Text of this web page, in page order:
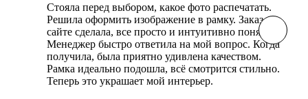
Стояла перед выбором, какое фото распечатать.
Решила оформить изображение в рамку. Заказ на
сайте сделала, все просто и интуитивно понятно.
Менеджер быстро ответила на мой вопрос. Когда
получила, была приятно удивлена качеством.
Рамка идеально подошла, всё смотрится стильно.
Теперь это украшает мой интерьер.